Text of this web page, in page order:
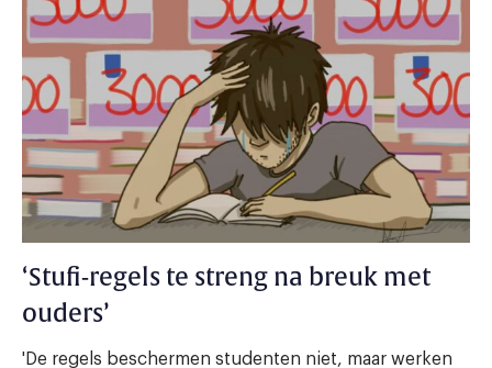
‘Stufi-regels te streng na breuk met
ouders’
'De regels beschermen studenten niet, maar werken